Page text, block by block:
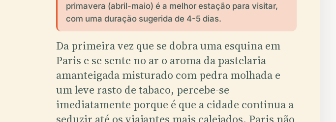
primavera (abril-maio) é a melhor estação para visitar,
com uma duração sugerida de 4-5 dias.
Da primeira vez que se dobra uma esquina em
Paris e se sente no ar o aroma da pastelaria
amanteigada misturado com pedra molhada e
um leve rasto de tabaco, percebe-se
imediatamente porque é que a cidade continua a
seduzir até os viajantes mais calejados. Paris não